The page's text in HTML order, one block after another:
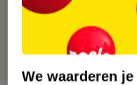
Gratis punten met je
We waarderen